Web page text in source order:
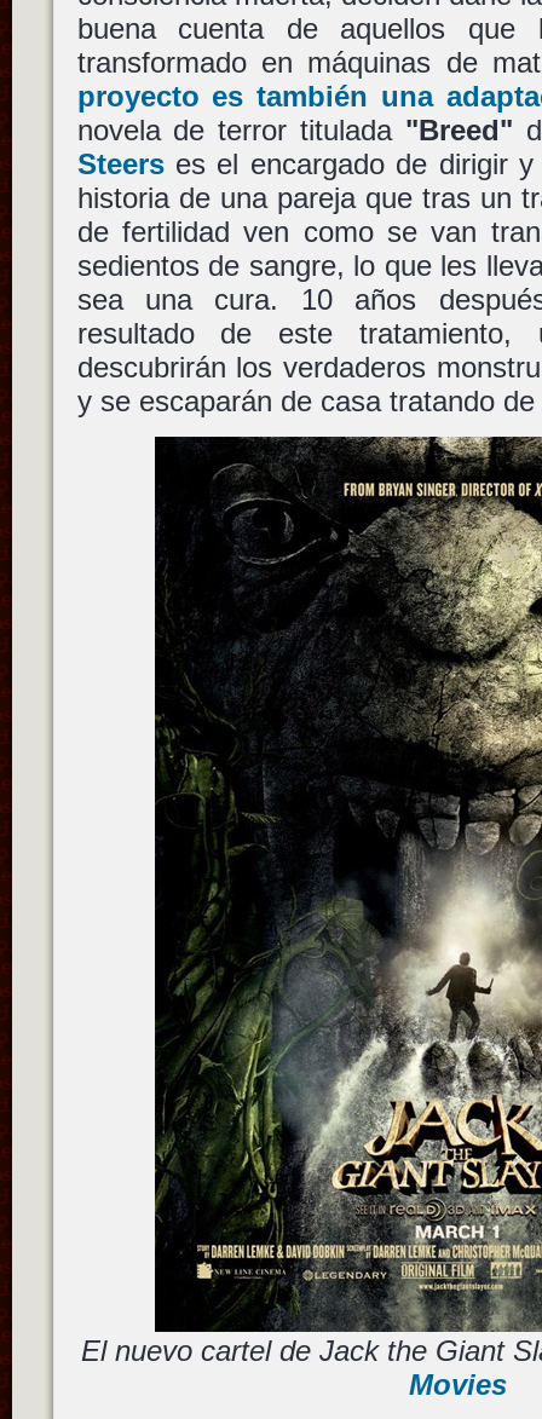
buena cuenta de aquellos que
transformado en máquinas de
proyecto es también una
novela de terror titulada "Breed"
Steerses el encargado de dirigir
historia de una pareja que tras un
de fertilidad ven como se van
sedientos de sangre, lo que les
sea una cura. 10 años
resultado de este
descubrirán los verdaderos
y se escaparán de casa tratando
El nuevo cartel de Jack the Giant
Movies